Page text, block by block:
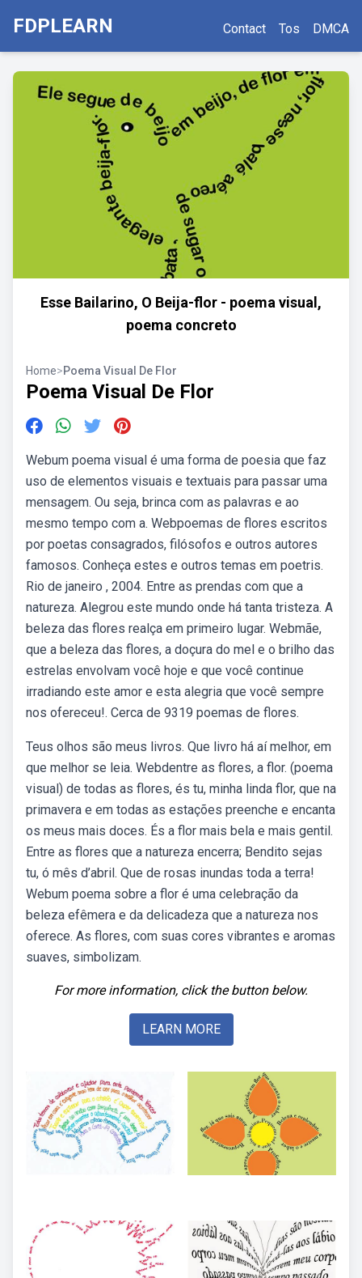
FDPLEARN Contact Tos DMCA
Esse Bailarino, O Beija-flor - poema visual,
poema concreto
Home>Poema Visual De Flor
Poema Visual De Flor
Webum poema visual é uma forma de poesia que faz
uso de elementos visuais e textuais para passar uma
mensagem. Ou seja, brinca com as palavras e ao
mesmo tempo com a. Webpoemas de flores escritos
por poetas consagrados, filósofos e outros autores
famosos. Conheça estes e outros temas em poetris.
Rio de janeiro , 2004. Entre as prendas com que a
natureza. Alegrou este mundo onde há tanta tristeza. A
beleza das flores realça em primeiro lugar. Webmãe,
que a beleza das flores, a doçura do mel e o brilho das
estrelas envolvam você hoje e que você continue
irradiando este amor e esta alegria que você sempre
nos ofereceu!. Cerca de 9319 poemas de flores.
Teus olhos são meus livros. Que livro há aí melhor, em
que melhor se leia. Webdentre as flores, a flor. (poema
visual) de todas as flores, és tu, minha linda flor, que na
primavera e em todas as estações preenche e encanta
os meus mais doces. És a flor mais bela e mais gentil.
Entre as flores que a natureza encerra; Bendito sejas
tu, ó mês d’abril. Que de rosas inundas toda a terra!
Webum poema sobre a flor é uma celebração da
beleza efêmera e da delicadeza que a natureza nos
oferece. As flores, com suas cores vibrantes e aromas
suaves, simbolizam.
For more information, click the button below.
LEARN MORE